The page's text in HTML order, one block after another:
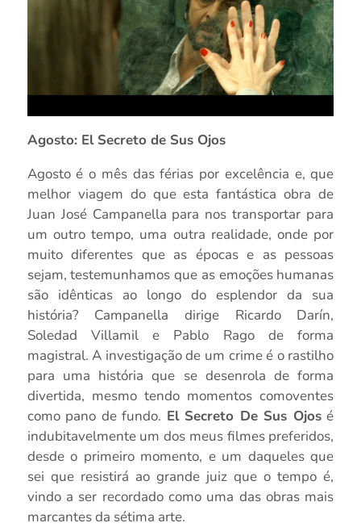
Agosto: El Secreto de Sus Ojos
Agosto é o mês das férias por excelência e, que
melhor viagem do que esta fantástica obra de
Juan José Campanella para nos transportar para
um outro tempo, uma outra realidade, onde por
muito diferentes que as épocas e as pessoas
sejam, testemunhamos que as emoções humanas
são idênticas ao longo do esplendor da sua
história? Campanella dirige Ricardo Darín,
Soledad Villamil e Pablo Rago de forma
magistral. A investigação de um crime é o rastilho
para uma história que se desenrola de forma
divertida, mesmo tendo momentos comoventes
como pano de fundo. El Secreto De Sus Ojosé
indubitavelmente um dos meus filmes preferidos,
desde o primeiro momento, e um daqueles que
sei que resistirá ao grande juiz que o tempo é,
vindo a ser recordado como uma das obras mais
marcantes da sétima arte.